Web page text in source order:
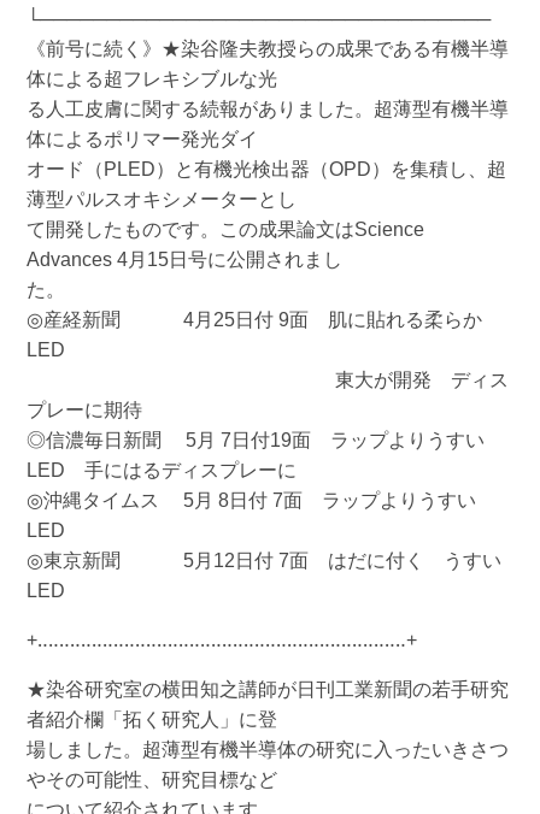
└──────────────────────────────────
《前号に続く》★染谷隆夫教授らの成果である有機半導
体による超フレキシブルな光
る人工皮膚に関する続報がありました。超薄型有機半導
体によるポリマー発光ダイ
オード（PLED）と有機光検出器（OPD）を集積し、超
薄型パルスオキシメーターとし
て開発したものです。この成果論文はScience
Advances 4月15日号に公開されまし
た。
◎産経新聞 4月25日付 9面 肌に貼れる柔らか
LED
東大が開発 ディス
プレーに期待
◎信濃毎日新聞 5月 7日付19面 ラップよりうすい
LED 手にはるディスプレーに
◎沖縄タイムス 5月 8日付 7面 ラップよりうすい
LED
◎東京新聞 5月12日付 7面 はだに付く うすい
LED
+‥‥‥‥‥‥‥‥‥‥‥‥‥‥‥‥‥‥‥‥‥‥‥‥‥‥‥‥‥‥‥‥‥‥+
★染谷研究室の横田知之講師が日刊工業新聞の若手研究
者紹介欄「拓く研究人」に登
場しました。超薄型有機半導体の研究に入ったいきさつ
やその可能性、研究目標など
について紹介されています。